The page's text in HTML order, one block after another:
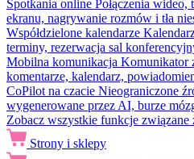
Spotkania online Połączenia wideo,
ekranu, nagrywanie rozmów i tła
Współdzielone kalendarze
terminy, rezerwacja sal
Mobilna komunikacja Komunikator
komentarze, kalendarz,
CoPilot na czacie Nieograniczone
wygenerowane przez AI, burze
Zobacz wszystkie funkcje związane
Strony i sklepy